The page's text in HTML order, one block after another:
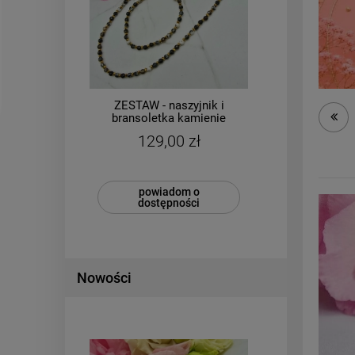
ZESTAW - naszyjnik i
bransoletka kamienie
ciemny
129,00 zł
powiadom o
dostępności
Nowości